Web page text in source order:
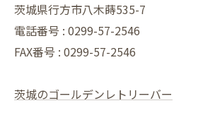
茨城県行方市八木蒔535-7
電話番号 : 0299-57-2546
FAX番号 : 0299-57-2546
茨城のゴールデンレトリーバー